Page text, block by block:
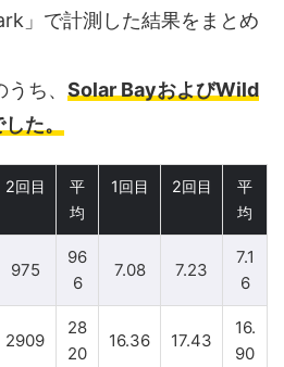
」で計測した結果をまとめ
ち、 Solar BayおよびWild
た。
2回目
平
均
1回目 2回目
平
均
975
96
6
7.08 7.23
7.1
6
2909
28
20
16.36 17.43
16.
90